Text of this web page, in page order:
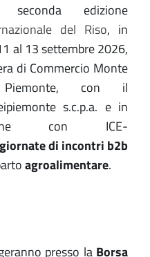
edizione
del Riso, in
al 13 settembre 2026,
di Commercio Monte
con il
s.c.p.a. e in
con ICE-
di incontri b2b
agroalimentare.
presso laBorsa